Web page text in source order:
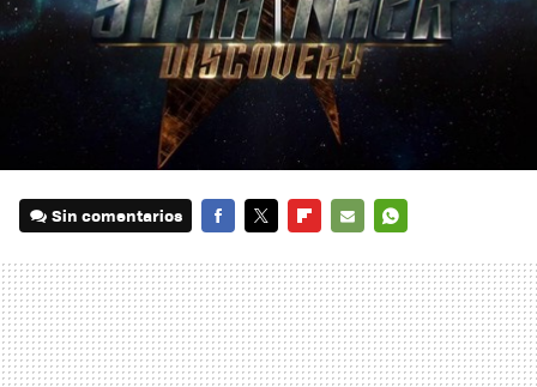
Sin comentarios
MAIL